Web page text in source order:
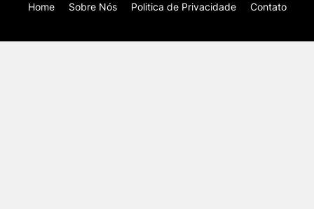
Home Sobre Nós Politica de Privacidade Contato